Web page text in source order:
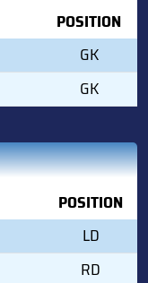
POSITION
GK
GK
POSITION
LD
RD